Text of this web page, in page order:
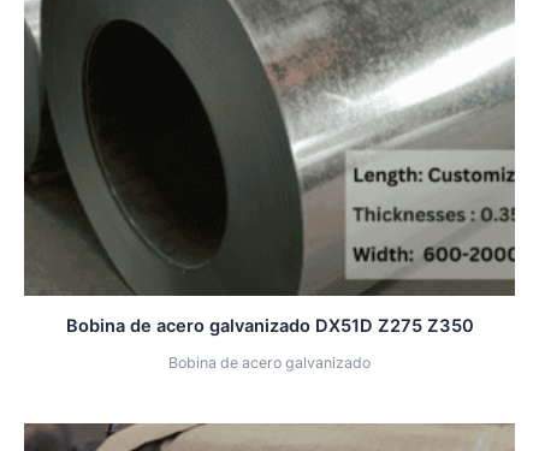
Bobina de acero galvanizado DX51D Z275 Z350
Bobina de acero galvanizado